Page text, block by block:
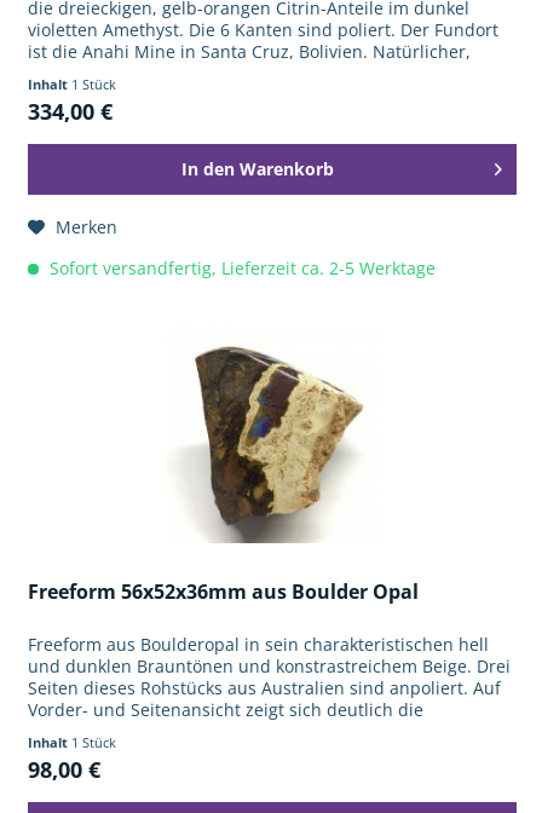
die dreieckigen, gelb-orangen Citrin-Anteile im dunkel
violetten Amethyst. Die 6 Kanten sind poliert. Der Fundort
ist die Anahi Mine in Santa Cruz, Bolivien. Natürlicher,
Inhalt 1 Stück
334,00 €
In den Warenkorb
Merken
Sofort versandfertig, Lieferzeit ca. 2-5 Werktage
Freeform 56x52x36mm aus Boulder Opal
Freeform aus Boulderopal in sein charakteristischen hell
und dunklen Brauntönen und konstrastreichem Beige. Drei
Seiten dieses Rohstücks aus Australien sind anpoliert. Auf
Vorder- und Seitenansicht zeigt sich deutlich die
Inhalt 1 Stück
98,00 €